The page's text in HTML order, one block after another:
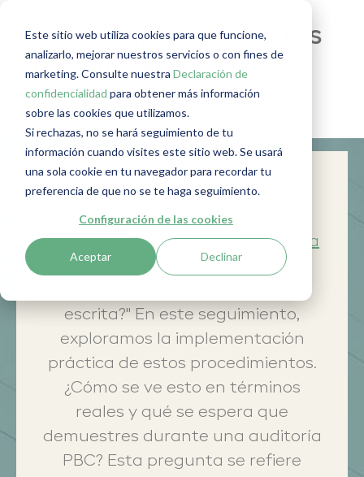
Este sitio web utiliza cookies para que funcione,
analizarlo, mejorar nuestros servicios o con fines de
marketing. Consulte nuestra Declaración de
confidencialidad para obtener más información
sobre las cookies que utilizamos.
Si rechazas, no se hará seguimiento de tu
información cuando visites este sitio web. Se usará
una sola cookie en tu navegador para recordar tu
preferencia de que no se te haga seguimiento.
Configuración de las cookies
Aceptar Declinar
¿Cómo implementas tus
procedimientos de PBC
en la práctica?
Pregunta nº 4 del supervisor
Este artículo se basa en la
discusión previa sobrela Pregunta
del supervisor: "¿Su empresa
escrita?" En este seguimiento,
exploramos la implementación
práctica de estos procedimientos.
¿Cómo se ve esto en términos
reales y qué se espera que
demuestres durante una auditoría
PBC? Esta pregunta se refiere